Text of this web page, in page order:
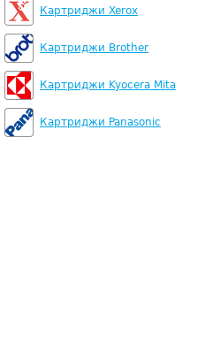
Картриджи Xerox
Картриджи Brother
Картриджи Kyocera Mita
Картриджи Panasonic